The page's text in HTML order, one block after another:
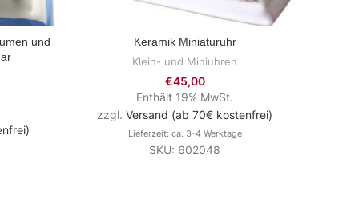
und
ZUM PRODUKT
Keramik Miniaturuhr
Klein- und Miniuhren
€45,00
Enthält 19% MwSt.
zzgl. Versand (ab 70€ kostenfrei)
Lieferzeit: ca. 3-4 Werktage
SKU: 602048